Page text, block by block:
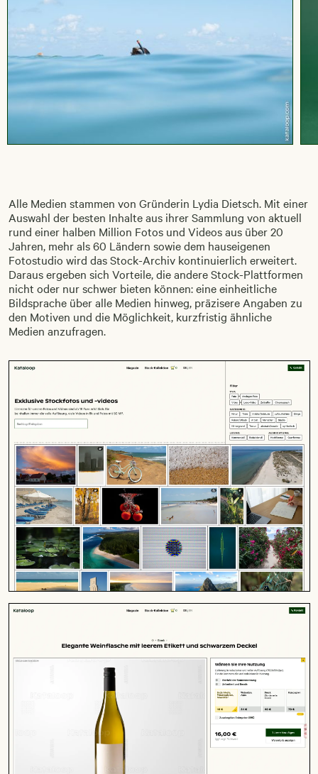
Alle Medien stammen von Gründerin Lydia Dietsch. Mit einer
Auswahl der besten Inhalte aus ihrer Sammlung von aktuell
rund einer halben Million Fotos und Videos aus über 20
Jahren, mehr als 60 Ländern sowie dem hauseigenen
Fotostudio wird das Stock-Archiv kontinuierlich erweitert.
Daraus ergeben sich Vorteile, die andere Stock-Plattformen
nicht oder nur schwer bieten können: eine einheitliche
Bildsprache über alle Medien hinweg, präzisere Angaben zu
den Motiven und die Möglichkeit, kurzfristig ähnliche
Medien anzufragen.